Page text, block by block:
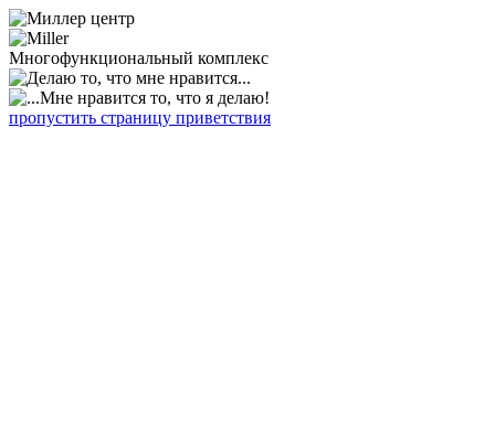
Многофункциональный комплекс
пропустить страницу приветствия